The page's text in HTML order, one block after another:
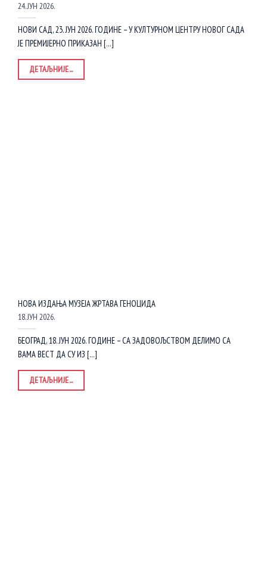
24. ЈУН 2026.
НОВИ САД, 23. ЈУН 2026. ГОДИНЕ – У КУЛТУРНОМ ЦЕНТРУ НОВОГ САДА
ЈЕ ПРЕМИЈЕРНО ПРИКАЗАН [...]
ДЕТАЉНИЈЕ...
НОВА ИЗДАЊА МУЗЕЈА ЖРТАВА ГЕНОЦИДА
18. ЈУН 2026.
БЕОГРАД, 18. ЈУН 2026. ГОДИНЕ – СА ЗАДОВОЉСТВОМ ДЕЛИМО СА
ВАМА ВЕСТ ДА СУ ИЗ [...]
ДЕТАЉНИЈЕ...